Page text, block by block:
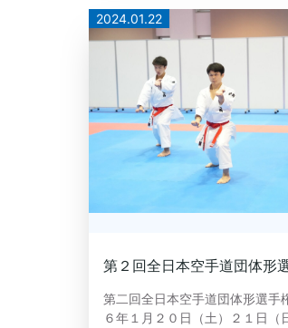
2024.01.22
第２回全日本空手道団体形
第二回全日本空手道団体形選手
６年１月２０日（土）２１日（